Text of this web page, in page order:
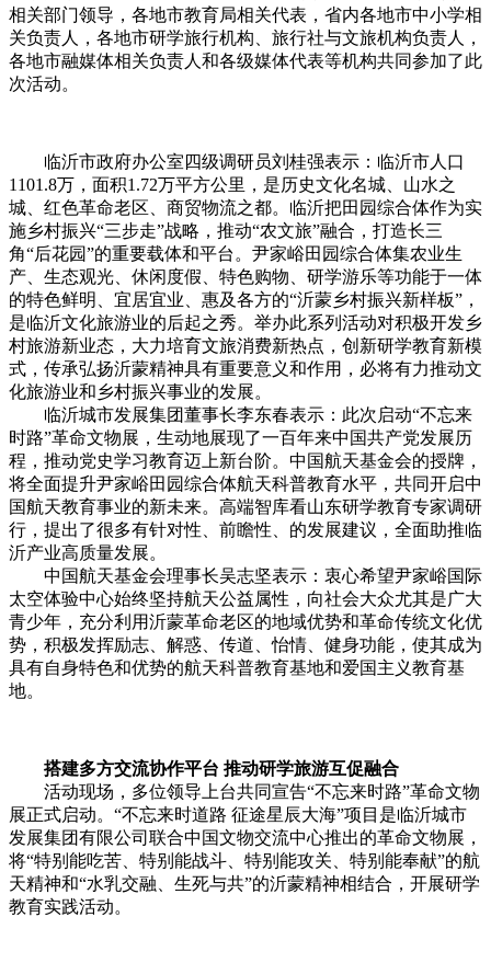
相关部门领导，各地市教育局相关代表 ，省内各地市中小学相
关负责人，各地市研学旅行机构、旅行社与文旅机构负责人，
各地市融媒体相关负责人和各级媒体代表等机构共同参加了此
次活动。
临沂市政府办公室四级调研员刘桂强表示：临沂市人口
1101.8万，面积1.72万平方公里，是历史文化名城、山水之
城、红色革命老区、商贸物流之都。临沂把田园综合体作为实
施乡村振兴“三步走”战略，推动“农文旅”融合，打造长三
角“后花园”的重要载体和平台。尹家峪田园综合体集农业生
产、生态观光、休闲度假、特色购物、研学游乐等功能于一体
的特色鲜明、宜居宜业、惠及各方的“沂蒙乡村振兴新样板”，
是临沂文化旅游业的后起之秀。举办此系列活动对积极开发乡
村旅游新业态，大力培育文旅消费新热点，创新研学教育新模
式，传承弘扬沂蒙精神具有重要意义和作用，必将有力推动文
化旅游业和乡村振兴事业的发展。
临沂城市发展集团董事长李东春表示：此次启动“不忘来
时路”革命文物展，生动地展现了一百年来中国共产党发展历
程，推动党史学习教育迈上新台阶。中国航天基金会的授牌，
将全面提升尹家峪田园综合体航天科普教育水平，共同开启中
国航天教育事业的新未来。高端智库看山东研学教育专家调研
行，提出了很多有针对性、前瞻性、的发展建议，全面助推临
沂产业高质量发展。
中国航天基金会理事长吴志坚表示：衷心希望尹家峪国际
太空体验中心始终坚持航天公益属性，向社会大众尤其是广大
青少年，充分利用沂蒙革命老区的地域优势和革命传统文化优
势，积极发挥励志、解惑、传道、怡情、健身功能，使其成为
具有自身特色和优势的航天科普教育基地和爱国主义教育基
地。
搭建多方交流协作平台 推动研学旅游互促融合
活动现场，多位领导上台共同宣告“不忘来时路”革命文物
展正式启动。“不忘来时道路 征途星辰大海”项目是临沂城市
发展集团有限公司联合中国文物交流中心推出的革命文物展，
将“特别能吃苦、特别能战斗、特别能攻关、特别能奉献”的航
天精神和“水乳交融、生死与共”的沂蒙精神相结合，开展研学
教育实践活动。